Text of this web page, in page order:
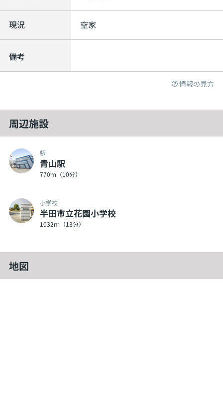
現況 空家
備考
情報の見方
周辺施設
駅
青山駅
770ｍ（10分）
小学校
半田市立花園小学校
1032ｍ（13分）
地図